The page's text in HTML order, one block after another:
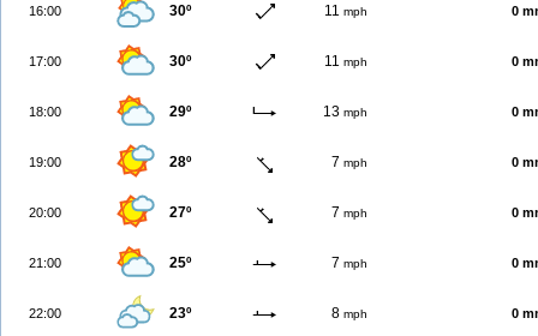
16:00 30º 11 mph 0
17:00 30º 11 mph 0
18:00 29º 13 mph 0
19:00 28º 7 mph 0
20:00 27º 7 mph 0
21:00 25º 7 mph 0
22:00 23º 8 mph 0